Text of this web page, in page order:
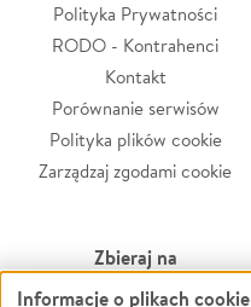
Polityka Prywatności
RODO - Kontrahenci
Kontakt
Porównanie serwisów
Polityka plików cookie
Zarządzaj zgodami cookie
Zbieraj na
Informacje o plikach cookie